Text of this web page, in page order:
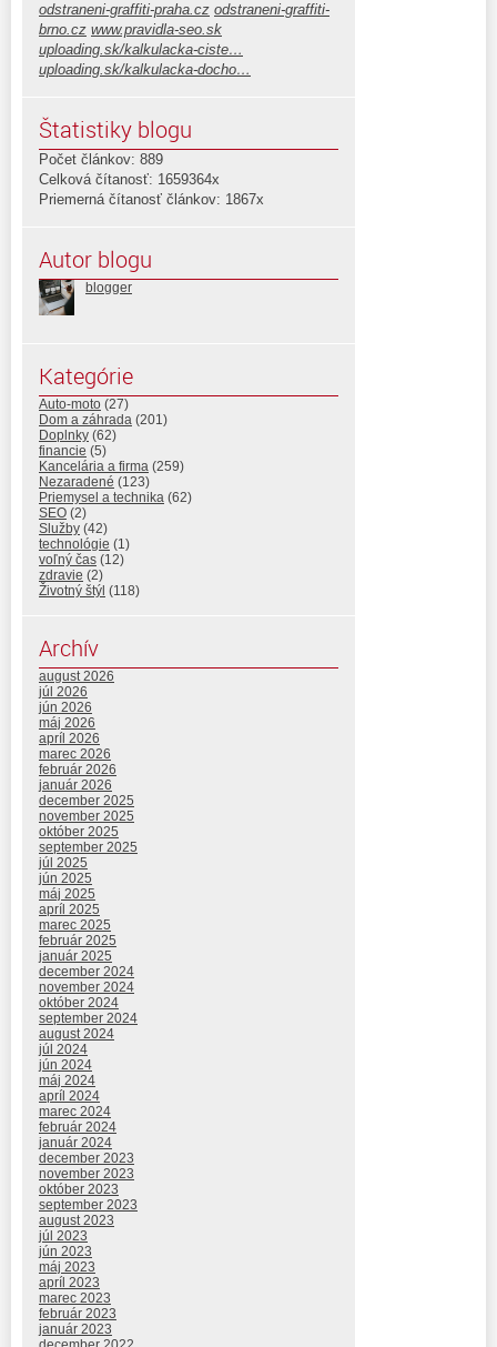
odstraneni-graffiti-praha.cz odstraneni-graffiti-
brno.cz www.pravidla-seo.sk
uploading.sk/kalkulacka-ciste…
uploading.sk/kalkulacka-docho…
Štatistiky blogu
Počet článkov: 889
Celková čítanosť: 1659364x
Priemerná čítanosť článkov: 1867x
Autor blogu
blogger
Kategórie
Auto-moto (27)
Dom a záhrada (201)
Doplnky (62)
financie (5)
Kancelária a firma (259)
Nezaradené (123)
Priemysel a technika (62)
SEO (2)
Služby (42)
technológie (1)
voľný čas (12)
zdravie (2)
Životný štýl (118)
Archív
august 2026
júl 2026
jún 2026
máj 2026
apríl 2026
marec 2026
február 2026
január 2026
december 2025
november 2025
október 2025
september 2025
júl 2025
jún 2025
máj 2025
apríl 2025
marec 2025
február 2025
január 2025
december 2024
november 2024
október 2024
september 2024
august 2024
júl 2024
jún 2024
máj 2024
apríl 2024
marec 2024
február 2024
január 2024
december 2023
november 2023
október 2023
september 2023
august 2023
júl 2023
jún 2023
máj 2023
apríl 2023
marec 2023
február 2023
január 2023